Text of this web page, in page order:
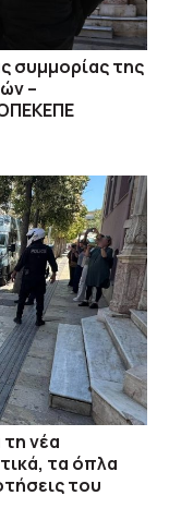
συμμορίας της
–
τη νέα
τα όπλα
του